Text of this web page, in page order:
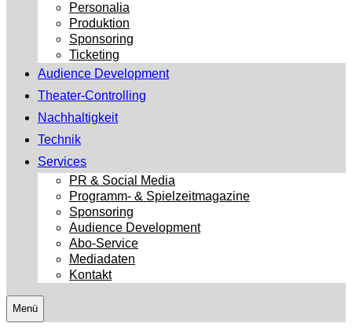
Personalia
Produktion
Sponsoring
Ticketing
Audience Development
Theater-Controlling
Nachhaltigkeit
Technik
Services
PR & Social Media
Programm- & Spielzeitmagazine
Sponsoring
Audience Development
Abo-Service
Mediadaten
Kontakt
Menü